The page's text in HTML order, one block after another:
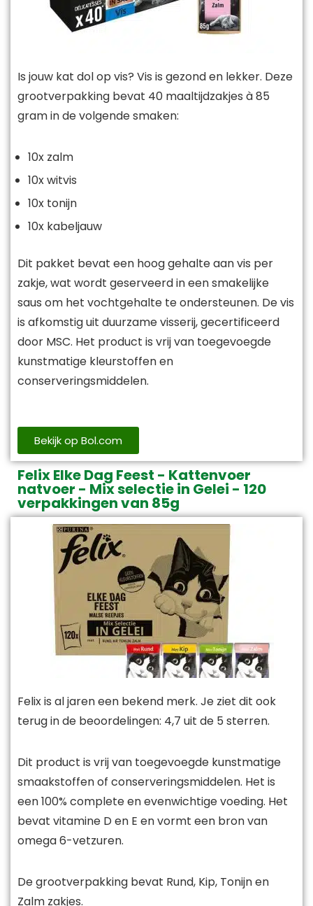
Is jouw kat dol op vis? Vis is gezond en lekker. Deze
grootverpakking bevat 40 maaltijdzakjes à 85
gram in de volgende smaken:
10x zalm
10x witvis
10x tonijn
10x kabeljauw
Dit pakket bevat een hoog gehalte aan vis per
zakje, wat wordt geserveerd in een smakelijke
saus om het vochtgehalte te ondersteunen. De vis
is afkomstig uit duurzame visserij, gecertificeerd
door MSC. Het product is vrij van toegevoegde
kunstmatige kleurstoffen en
conserveringsmiddelen.
Bekijk op Bol.com
Felix Elke Dag Feest - Kattenvoer
natvoer - Mix selectie in Gelei - 120
verpakkingen van 85g
Felix is al jaren een bekend merk. Je ziet dit ook
terug in de beoordelingen: 4,7 uit de 5 sterren.
Dit product is vrij van toegevoegde kunstmatige
smaakstoffen of conserveringsmiddelen. Het is
een 100% complete en evenwichtige voeding. Het
bevat vitamine D en E en vormt een bron van
omega 6-vetzuren.
De grootverpakking bevat Rund, Kip, Tonijn en
Zalm zakjes.